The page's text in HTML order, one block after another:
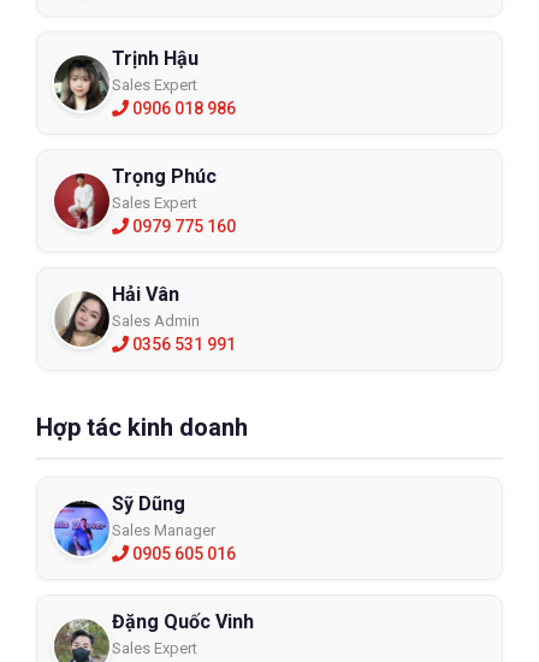
Trịnh Hậu
Sales Expert
0906 018 986
Trọng Phúc
Sales Expert
0979 775 160
Hải Vân
Sales Admin
0356 531 991
Hợp tác kinh doanh
Sỹ Dũng
Sales Manager
0905 605 016
Đặng Quốc Vinh
Sales Expert